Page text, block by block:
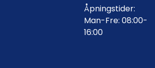
Åpningstider:
Man-Fre: 08:00-
16:00